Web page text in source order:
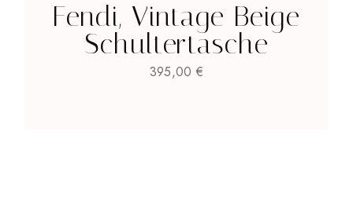
Fendi, Vintage Beige
Schultertasche
395,00 €